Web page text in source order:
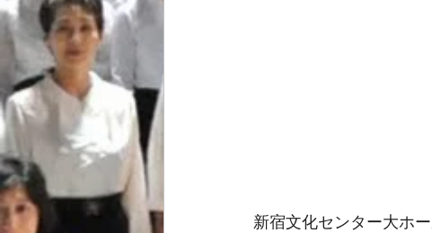
新宿文化センター大ホ